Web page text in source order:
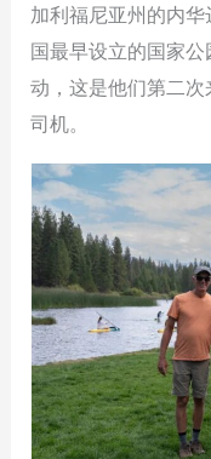
加利福尼亚州的内
国最早设立的国家
动，这是他们第二
司机。